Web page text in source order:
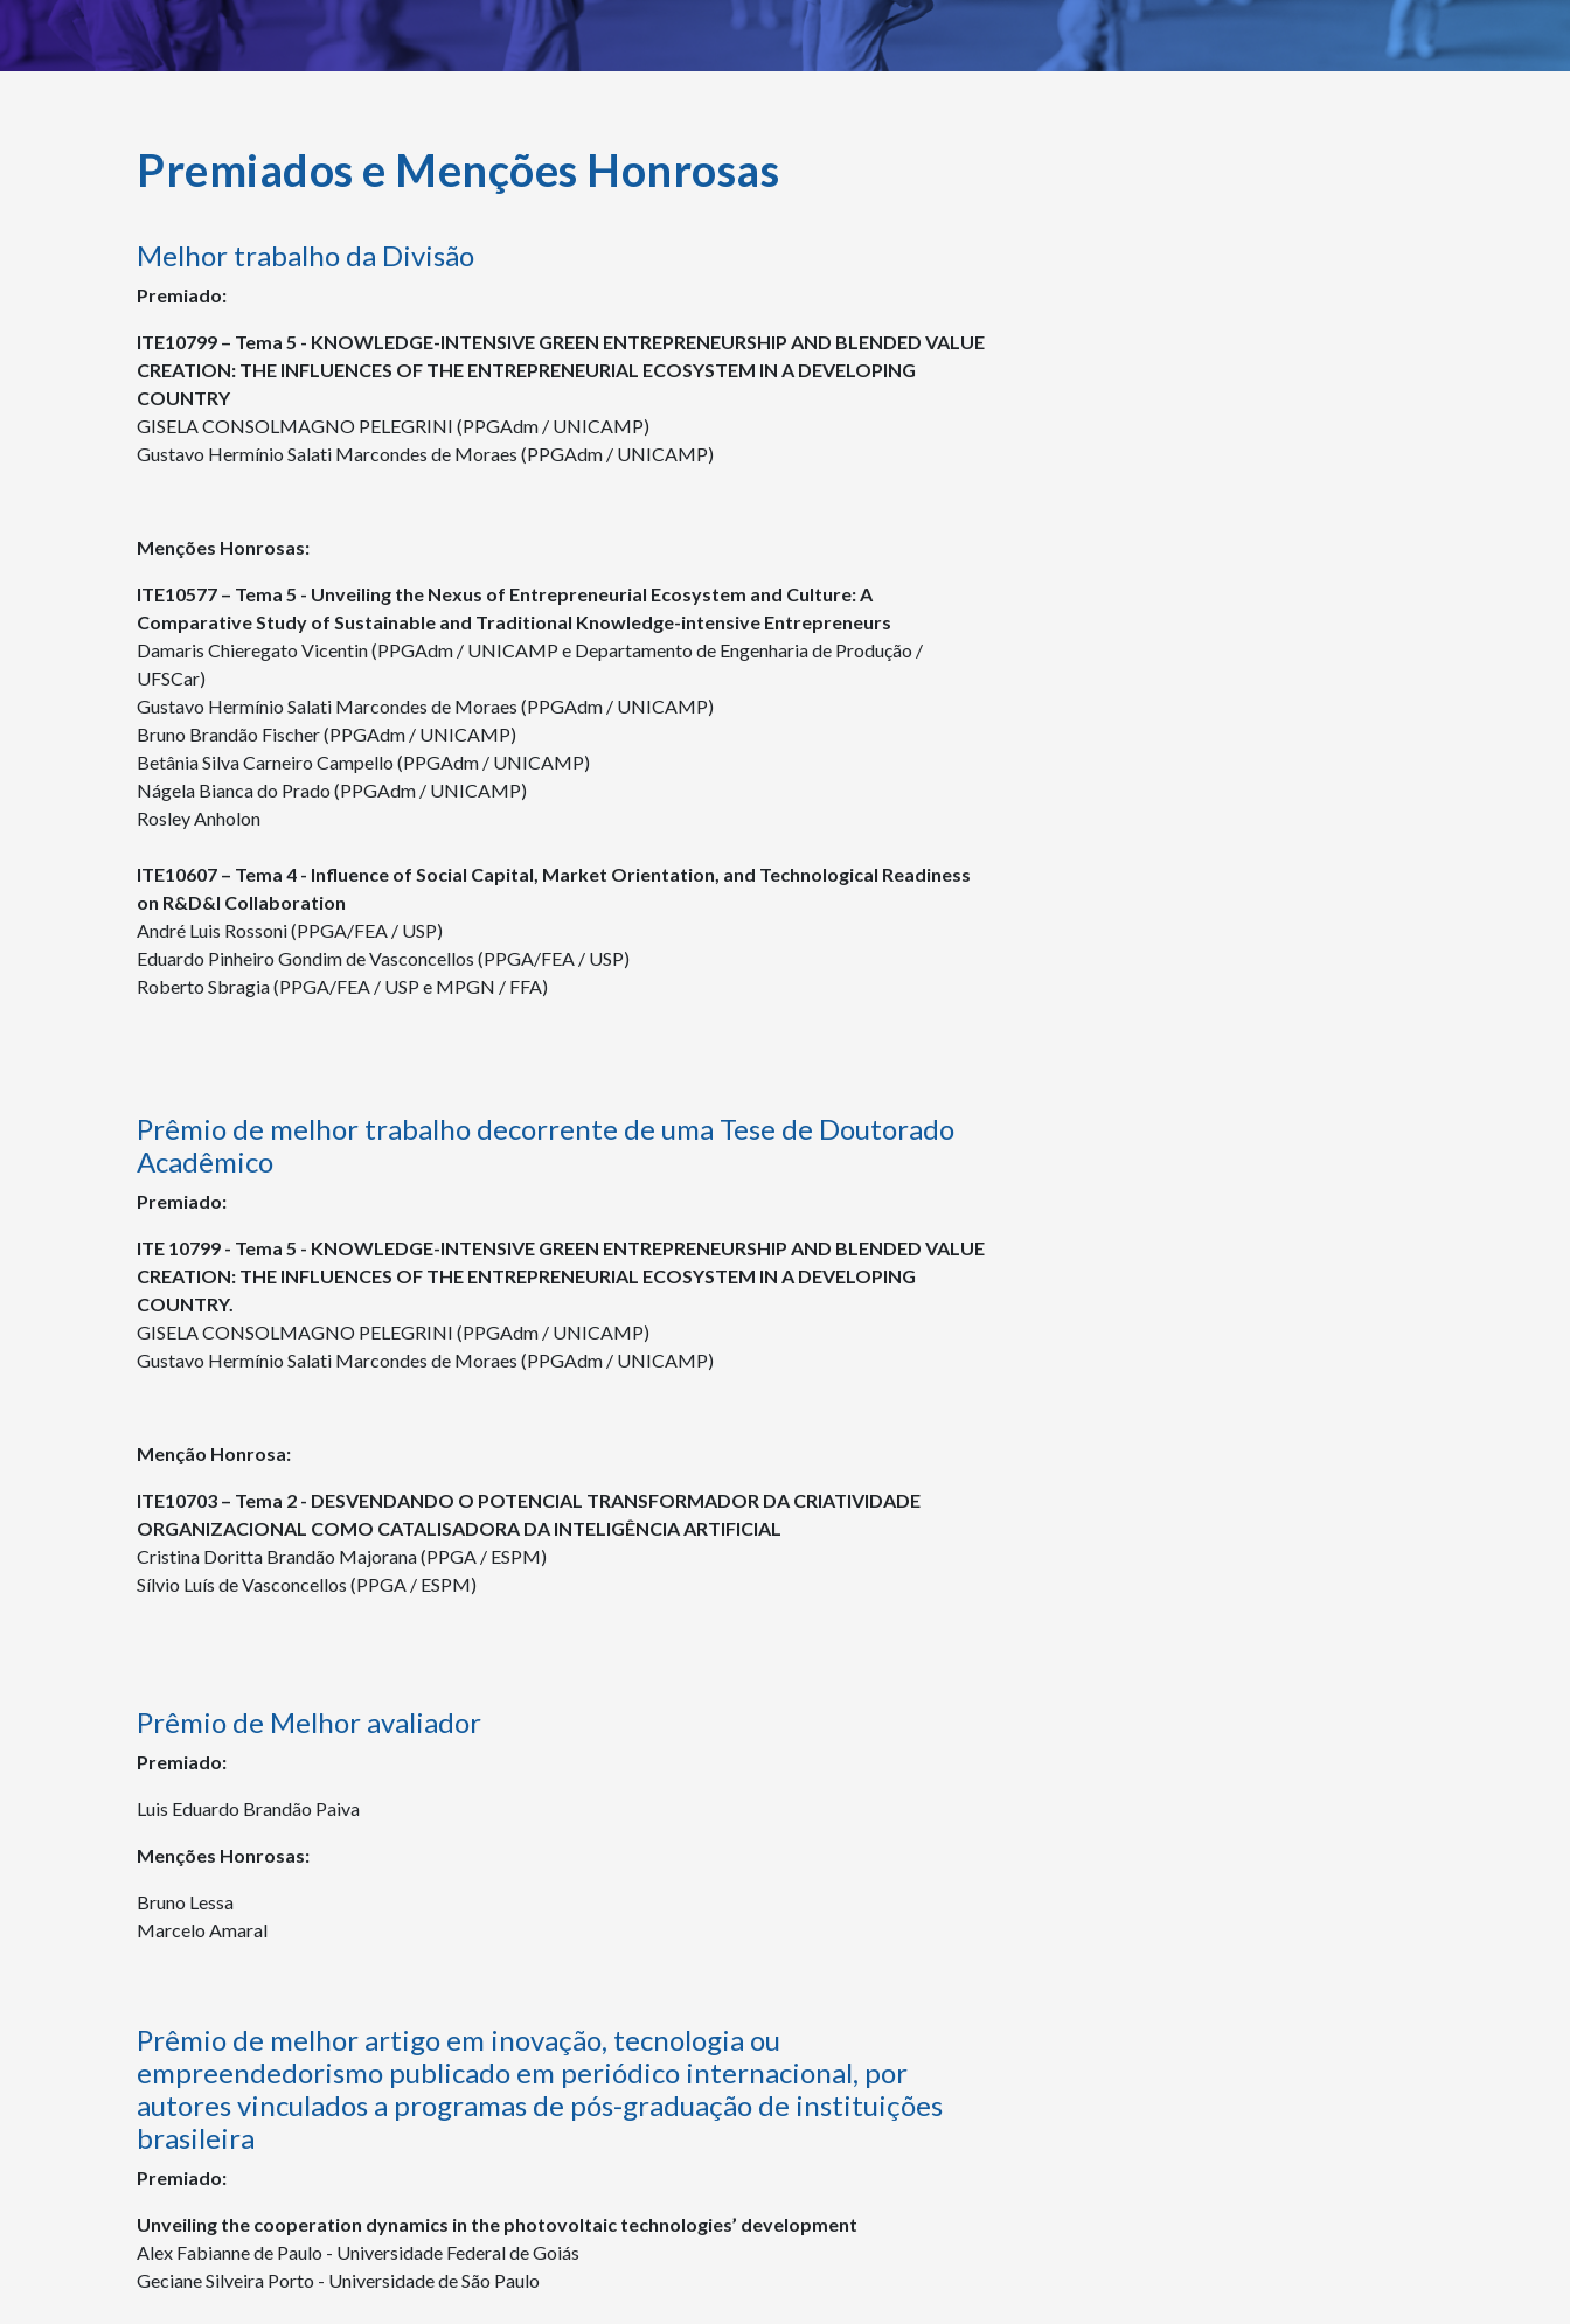
Premiados e Menções Honrosas
Melhor trabalho da Divisão
Premiado:
ITE10799 – Tema 5 - KNOWLEDGE-INTENSIVE GREEN ENTREPRENEURSHIP AND BLENDED VALUE
CREATION: THE INFLUENCES OF THE ENTREPRENEURIAL ECOSYSTEM IN A DEVELOPING
COUNTRY
GISELA CONSOLMAGNO PELEGRINI (PPGAdm / UNICAMP)
Gustavo Hermínio Salati Marcondes de Moraes (PPGAdm / UNICAMP)
Menções Honrosas:
ITE10577 – Tema 5 - Unveiling the Nexus of Entrepreneurial Ecosystem and Culture: A
Comparative Study of Sustainable and Traditional Knowledge-intensive Entrepreneurs
Damaris Chieregato Vicentin (PPGAdm / UNICAMP e Departamento de Engenharia de Produção /
UFSCar)
Gustavo Hermínio Salati Marcondes de Moraes (PPGAdm / UNICAMP)
Bruno Brandão Fischer (PPGAdm / UNICAMP)
Betânia Silva Carneiro Campello (PPGAdm / UNICAMP)
Nágela Bianca do Prado (PPGAdm / UNICAMP)
Rosley Anholon
ITE10607 – Tema 4 - Influence of Social Capital, Market Orientation, and Technological Readiness
on R&D&I Collaboration
André Luis Rossoni (PPGA/FEA / USP)
Eduardo Pinheiro Gondim de Vasconcellos (PPGA/FEA / USP)
Roberto Sbragia (PPGA/FEA / USP e MPGN / FFA)
Prêmio de melhor trabalho decorrente de uma Tese de Doutorado
Acadêmico
Premiado:
ITE 10799 - Tema 5 - KNOWLEDGE-INTENSIVE GREEN ENTREPRENEURSHIP AND BLENDED VALUE
CREATION: THE INFLUENCES OF THE ENTREPRENEURIAL ECOSYSTEM IN A DEVELOPING
COUNTRY.
GISELA CONSOLMAGNO PELEGRINI (PPGAdm / UNICAMP)
Gustavo Hermínio Salati Marcondes de Moraes (PPGAdm / UNICAMP)
Menção Honrosa:
ITE10703 – Tema 2 - DESVENDANDO O POTENCIAL TRANSFORMADOR DA CRIATIVIDADE
ORGANIZACIONAL COMO CATALISADORA DA INTELIGÊNCIA ARTIFICIAL
Cristina Doritta Brandão Majorana (PPGA / ESPM)
Sílvio Luís de Vasconcellos (PPGA / ESPM)
Prêmio de Melhor avaliador
Premiado:
Luis Eduardo Brandão Paiva
Menções Honrosas:
Bruno Lessa
Marcelo Amaral
Prêmio de melhor artigo em inovação, tecnologia ou
empreendedorismo publicado em periódico internacional, por
autores vinculados a programas de pós-graduação de instituições
brasileira
Premiado:
Unveiling the cooperation dynamics in the photovoltaic technologies’ development
Alex Fabianne de Paulo - Universidade Federal de Goiás
Geciane Silveira Porto - Universidade de São Paulo